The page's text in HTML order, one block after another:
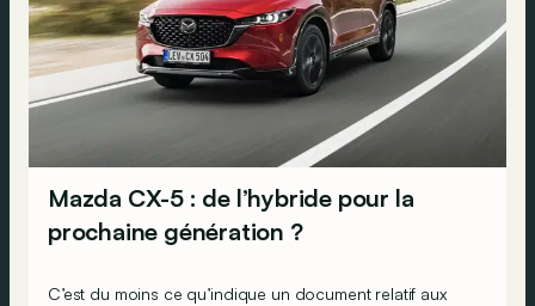
Mazda CX-5 : de l’hybride pour la
prochaine génération ?
C’est du moins ce qu’indique un document relatif aux